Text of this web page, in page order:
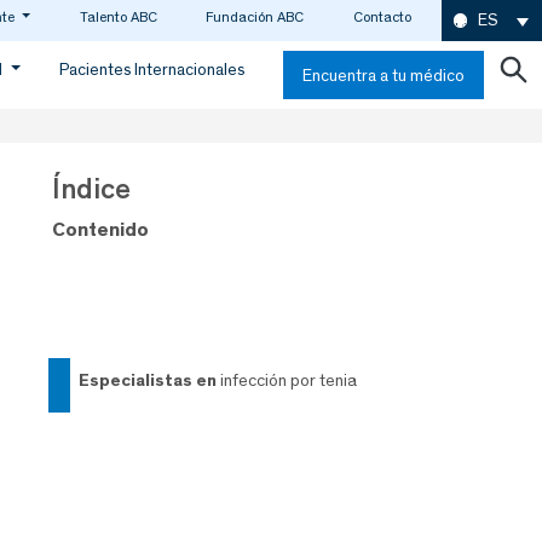
Talento ABC Fundación ABC Contacto ES
Pacientes Internacionales Encuentra a tu médico
Índice
Contenido
especialistas en infección por tenia